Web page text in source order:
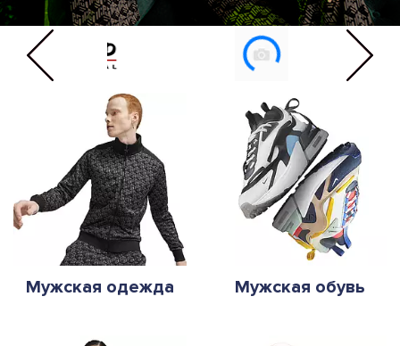
Мужская одежда Мужская обувь